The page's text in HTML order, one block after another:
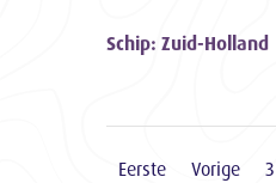
Schip: Zuid-Holland
Eerste Vorige 3